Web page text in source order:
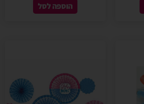
הוספה לסל